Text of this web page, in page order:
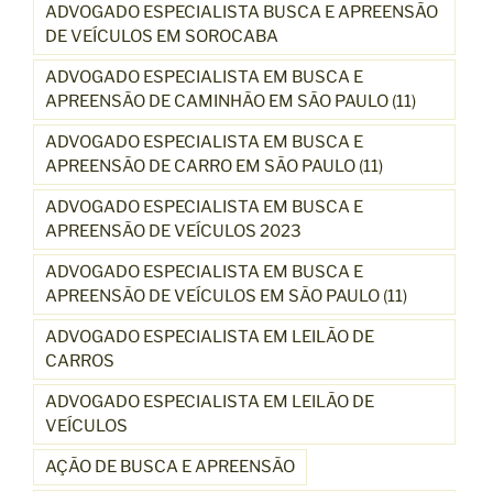
ADVOGADO ESPECIALISTA BUSCA E APREENSÃO
DE VEÍCULOS EM SOROCABA
ADVOGADO ESPECIALISTA EM BUSCA E
APREENSÃO DE CAMINHÃO EM SÃO PAULO (11)
ADVOGADO ESPECIALISTA EM BUSCA E
APREENSÃO DE CARRO EM SÃO PAULO (11)
ADVOGADO ESPECIALISTA EM BUSCA E
APREENSÃO DE VEÍCULOS 2023
ADVOGADO ESPECIALISTA EM BUSCA E
APREENSÃO DE VEÍCULOS EM SÃO PAULO (11)
ADVOGADO ESPECIALISTA EM LEILÃO DE
CARROS
ADVOGADO ESPECIALISTA EM LEILÃO DE
VEÍCULOS
AÇÃO DE BUSCA E APREENSÃO